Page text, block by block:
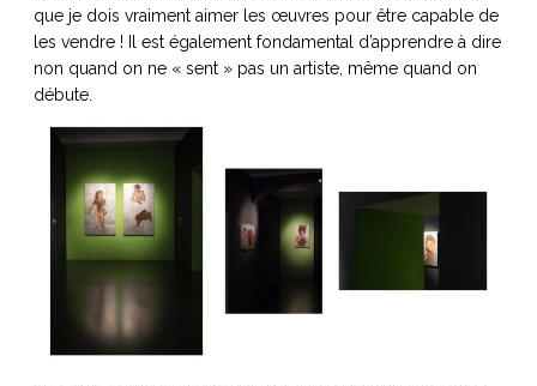
que je dois vraiment aimer les œuvres pour être capable de
les vendre ! Il est également fondamental d’apprendre à dire
non quand on ne « sent » pas un artiste, même quand on
débute.